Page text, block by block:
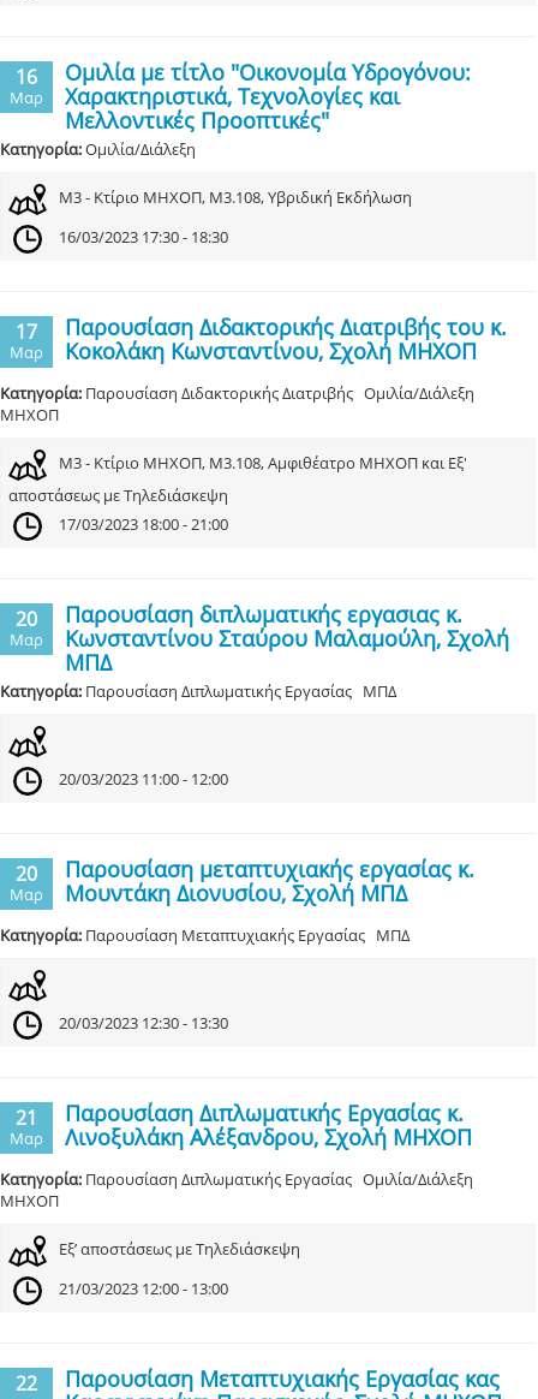
16
Μαρ
Ομιλία με τίτλο "Οικονομία Υδρογόνου:
Χαρακτηριστικά, Τεχνολογίες και
Μελλοντικές Προοπτικές"
Κατηγορία:Ομιλία/Διάλεξη
Μ3 - Κτίριο ΜΗΧΟΠ, Μ3.108, Υβριδική Εκδήλωση
16/03/2023 17:30 - 18:30
17
Μαρ
Παρουσίαση Διδακτορικής Διατριβής του κ.
Κοκολάκη Κωνσταντίνου, Σχολή ΜΗΧΟΠ
Κατηγορία: Παρουσίαση Διδακτορικής Διατριβής Ομιλία/Διάλεξη
ΜΗΧΟΠ
Μ3 - Κτίριο ΜΗΧΟΠ, Μ3.108, Αμφιθέατρο ΜΗΧΟΠ και Εξ'
αποστάσεως με Τηλεδιάσκεψη
17/03/2023 18:00 - 21:00
20
Μαρ
Παρουσίαση διπλωματικής εργασιας κ.
Κωνσταντίνου Σταύρου Μαλαμούλη, Σχολή
ΜΠΔ
Κατηγορία: Παρουσίαση Διπλωματικής Εργασίας ΜΠΔ
20/03/2023 11:00 - 12:00
20
Μαρ
Παρουσίαση μεταπτυχιακής εργασίας κ.
Μουντάκη Διονυσίου, Σχολή ΜΠΔ
Κατηγορία: Παρουσίαση Μεταπτυχιακής Εργασίας ΜΠΔ
20/03/2023 12:30 - 13:30
21
Μαρ
Παρουσίαση Διπλωματικής Εργασίας κ.
Λινοξυλάκη Αλέξανδρου, Σχολή ΜΗΧΟΠ
Κατηγορία: Παρουσίαση Διπλωματικής Εργασίας Ομιλία/Διάλεξη
ΜΗΧΟΠ
Εξ’ αποστάσεως με Τηλεδιάσκεψη
21/03/2023 12:00 - 13:00
22
Παρουσίαση Μεταπτυχιακής Εργασίας κας